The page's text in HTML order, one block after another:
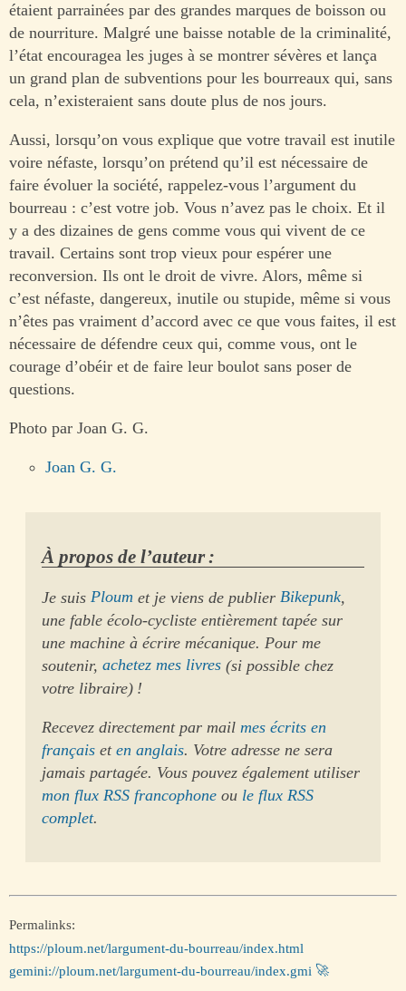
étaient parrainées par des grandes marques de boisson ou
de nourriture. Malgré une baisse notable de la criminalité,
l’état encouragea les juges à se montrer sévères et lança
un grand plan de subventions pour les bourreaux qui, sans
cela, n’existeraient sans doute plus de nos jours.
Aussi, lorsqu’on vous explique que votre travail est inutile
voire néfaste, lorsqu’on prétend qu’il est nécessaire de
faire évoluer la société, rappelez-vous l’argument du
bourreau : c’est votre job. Vous n’avez pas le choix. Et il
y a des dizaines de gens comme vous qui vivent de ce
travail. Certains sont trop vieux pour espérer une
reconversion. Ils ont le droit de vivre. Alors, même si
c’est néfaste, dangereux, inutile ou stupide, même si vous
n’êtes pas vraiment d’accord avec ce que vous faites, il est
nécessaire de défendre ceux qui, comme vous, ont le
courage d’obéir et de faire leur boulot sans poser de
questions.
Photo par Joan G. G.
Joan G. G.
À propos de l’auteur :
Je suisPloum et je viens de publierBikepunk,
une fable écolo-cycliste entièrement tapée sur
une machine à écrire mécanique. Pour me
soutenir,achetez mes livres (si possible chez
votre libraire) !
Recevez directement par mail mes écrits en
français eten anglais. Votre adresse ne sera
jamais partagée. Vous pouvez également utiliser
mon flux RSS francophone ou le flux RSS
complet.
Permalinks:
https://ploum.net/largument-du-bourreau/index.html
gemini://ploum.net/largument-du-bourreau/index.gmi